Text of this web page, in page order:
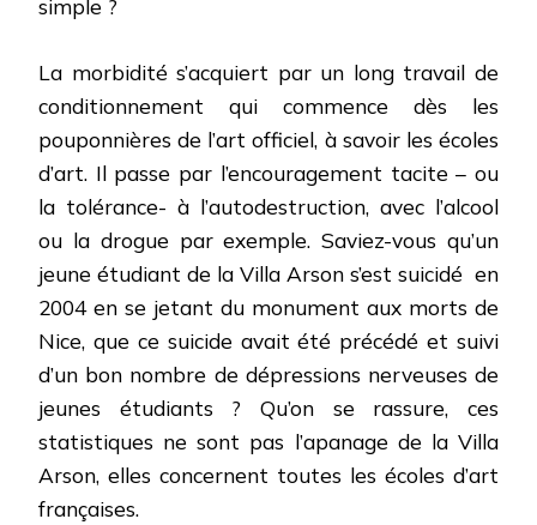
simple ?
La morbidité s’acquiert par un long travail de
conditionnement qui commence dès les
pouponnières de l’art officiel, à savoir les écoles
d’art. Il passe par l’encouragement tacite – ou
la tolérance- à l’autodestruction, avec l’alcool
ou la drogue par exemple. Saviez-vous qu’un
jeune étudiant de la Villa Arson s’est suicidé en
2004 en se jetant du monument aux morts de
Nice, que ce suicide avait été précédé et suivi
d’un bon nombre de dépressions nerveuses de
jeunes étudiants ? Qu’on se rassure, ces
statistiques ne sont pas l’apanage de la Villa
Arson, elles concernent toutes les écoles d’art
françaises.